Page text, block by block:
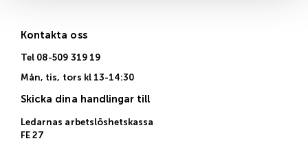
Kontakta oss
Tel 08-509 319 19
Mån, tis, tors kl 13-14:30
Skicka dina handlingar till
Ledarnas arbetslöshetskassa
FE 27